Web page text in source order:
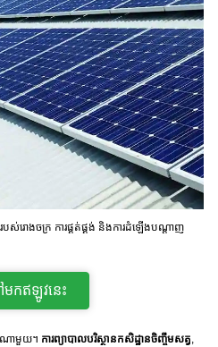
CH4
ែកសំរាមឱ្យបានហ្មត់ចត់
ដុតសំរាម
ាលកាកសំណល់ក្នុងស្រុក
ល
ោះថ្នាក់-គ្មានជាតិពុល
បស់រោងចក្រ ការផ្គត់ផ្គង់ និងការដំឡើងបណ្តាញ
កឥឡូវនេះ
ណាមួយ។ ការព្យាបាលបរិស្ថានកសិដ្ឋានចិញ្ចឹមសត្វ,